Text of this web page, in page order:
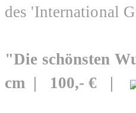
des 'International
"Die schönsten
cm | 100,- € |